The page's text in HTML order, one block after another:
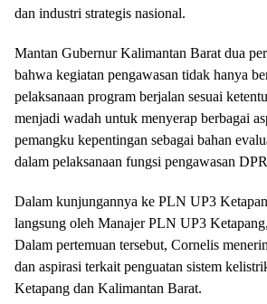
dan industri strategis nasional.
Mantan Gubernur Kalimantan Barat dua
bahwa kegiatan pengawasan tidak hanya
pelaksanaan program berjalan sesuai
menjadi wadah untuk menyerap berbagai
pemangku kepentingan sebagai bahan
dalam pelaksanaan fungsi pengawasan
Dalam kunjungannya ke PLN UP3
langsung oleh Manajer PLN UP3
Dalam pertemuan tersebut, Cornelis
dan aspirasi terkait penguatan sistem
Ketapang dan Kalimantan Barat.